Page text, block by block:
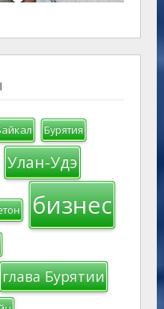
Бурятия
Улан-Удэ
бизнес
глава Бурятии